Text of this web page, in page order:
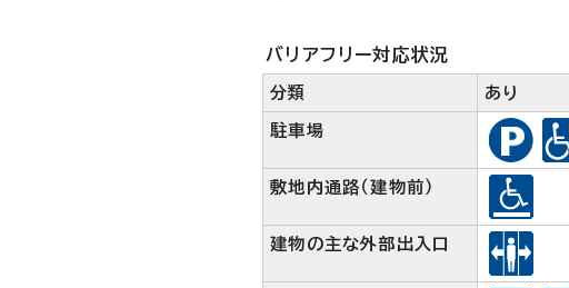
バリアフリー対応状況
分類 あり
駐車場
敷地内通路（建物前）
建物の主な外部出入口